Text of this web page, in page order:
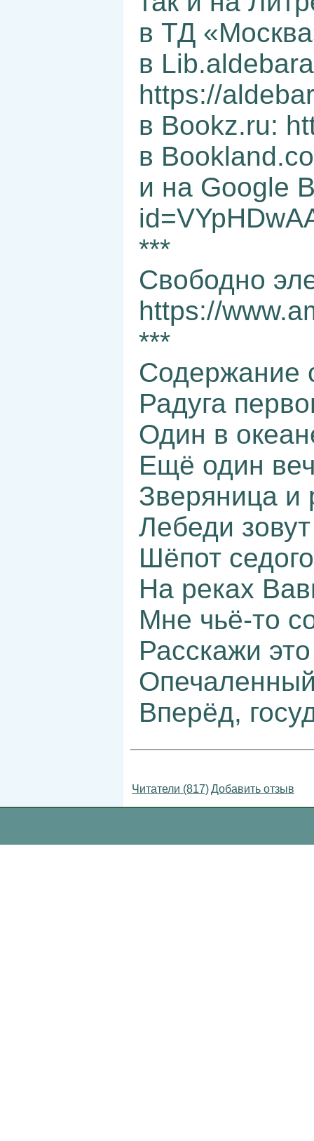
в ТД
в
https://
в Bookz.ru:
в
и на Google
***
Свободно
https://
***
Содержание
Радуга
Один в
Ещё один
Зверяница и
Лебеди
Шёпот
На реках
Мне чьё-то
Расскажи
Вперёд,
Читатели (817)Добавить отзыв